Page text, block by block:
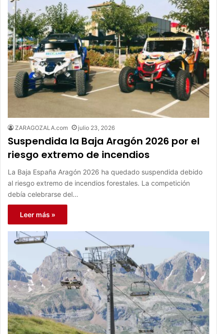
ZARAGOZALA.com julio 23, 2026
Suspendida la Baja Aragón 2026 por el
riesgo extremo de incendios
La Baja España Aragón 2026 ha quedado suspendida debido
al riesgo extremo de incendios forestales. La competición
debía celebrarse del…
Leer más »